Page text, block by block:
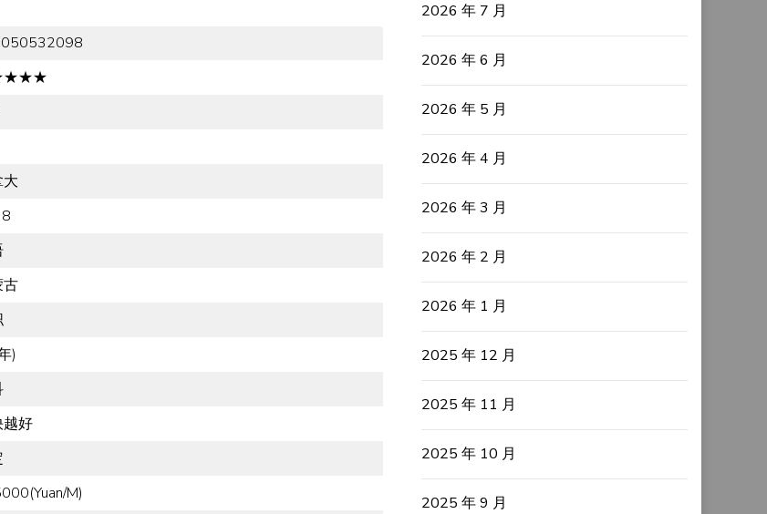
古
)
越好
M)
2026 年 7 月
2026 年 6 月
2026 年 5 月
2026 年 4 月
2026 年 3 月
2026 年 2 月
2026 年 1 月
2025 年 12 月
2025 年 11 月
2025 年 10 月
2025 年 9 月